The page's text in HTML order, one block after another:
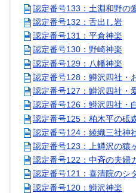
認定番号133：土淵和野の
認定番号132：舌出し岩
認定番号131：平倉神楽
認定番号130：野崎神楽
認定番号129：八幡神楽
認定番号128：鱒沢四社・
認定番号127：鱒沢四社・
認定番号126：鱒沢四社・
認定番号125：柏木平の砥
認定番号124：綾織三社神
認定番号123：上鱒沢の猿
認定番号122：中斉の夫婦
認定番号121：喜清院のシ
認定番号120：鱒沢神楽